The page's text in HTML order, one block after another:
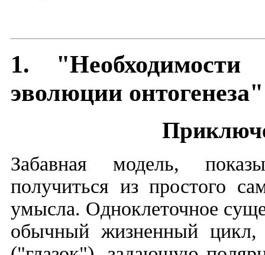
1. "Необходимости
эволюции
Забавная модель,
получиться из простого
умысла. Одноклеточное
обычный жизненный цикл,